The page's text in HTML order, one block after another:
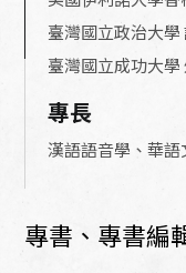
臺灣國立政治大
臺灣國立成功大
專長
漢語語音學、華
專書、專書編